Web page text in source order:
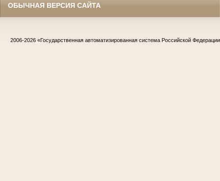
ОБЫЧНАЯ ВЕРСИЯ САЙТА
2006-2026 «Государственная автоматизированная система Российской